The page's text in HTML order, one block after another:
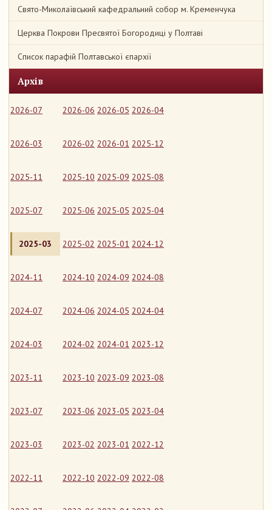
Свято-Миколаївський кафедральний собор м. Кременчука
Церква Покрови Пресвятої Богородиці у Полтаві
Список парафій Полтавської єпархії
Архів
2026-07 2026-06 2026-05 2026-04
2026-03 2026-02 2026-01 2025-12
2025-11 2025-10 2025-09 2025-08
2025-07 2025-06 2025-05 2025-04
2025-03 2025-02 2025-01 2024-12
2024-11 2024-10 2024-09 2024-08
2024-07 2024-06 2024-05 2024-04
2024-03 2024-02 2024-01 2023-12
2023-11 2023-10 2023-09 2023-08
2023-07 2023-06 2023-05 2023-04
2023-03 2023-02 2023-01 2022-12
2022-11 2022-10 2022-09 2022-08